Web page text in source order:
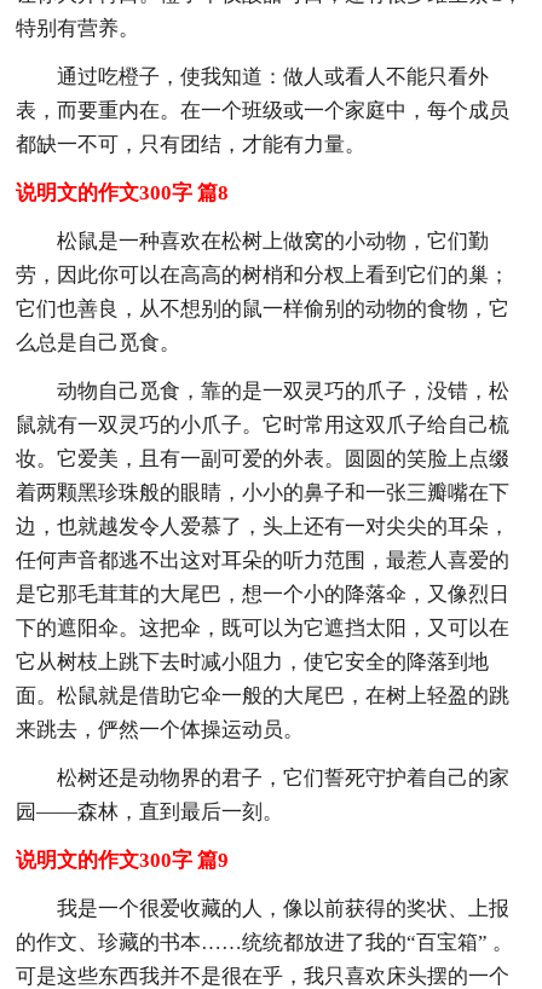
特别有营养。
通过吃橙子，使我知道：做人或看人不能只看外
表，而要重内在。在一个班级或一个家庭中，每个成员
都缺一不可，只有团结，才能有力量。
说明文的作文300字 篇8
松鼠是一种喜欢在松树上做窝的小动物，它们勤
劳，因此你可以在高高的树梢和分杈上看到它们的巢；
它们也善良，从不想别的鼠一样偷别的动物的食物，它
么总是自己觅食。
动物自己觅食，靠的是一双灵巧的爪子，没错，松
鼠就有一双灵巧的小爪子。它时常用这双爪子给自己梳
妆。它爱美，且有一副可爱的外表。圆圆的笑脸上点缀
着两颗黑珍珠般的眼睛，小小的鼻子和一张三瓣嘴在下
边，也就越发令人爱慕了，头上还有一对尖尖的耳朵，
任何声音都逃不出这对耳朵的听力范围，最惹人喜爱的
是它那毛茸茸的大尾巴，想一个小的降落伞，又像烈日
下的遮阳伞。这把伞，既可以为它遮挡太阳，又可以在
它从树枝上跳下去时减小阻力，使它安全的降落到地
面。松鼠就是借助它伞一般的大尾巴，在树上轻盈的跳
来跳去，俨然一个体操运动员。
松树还是动物界的君子，它们誓死守护着自己的家
园——森林，直到最后一刻。
说明文的作文300字 篇9
我是一个很爱收藏的人，像以前获得的奖状、上报
的作文、珍藏的书本……统统都放进了我的“百宝箱” 。
可是这些东西我并不是很在乎，我只喜欢床头摆的一个